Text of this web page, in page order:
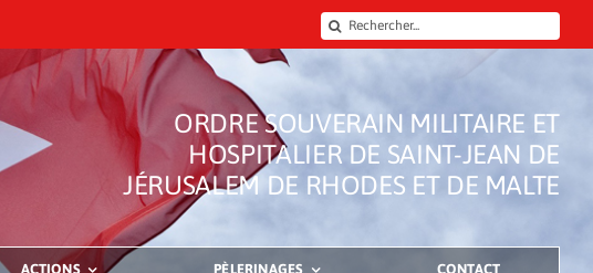
Rechercher:
ORDRE SOUVERAIN MILITAIRE ET
HOSPITALIER DE SAINT-JEAN DE
JÉRUSALEM DE RHODES ET DE MALTE
ACTIONS PÈLERINAGES CONTACT